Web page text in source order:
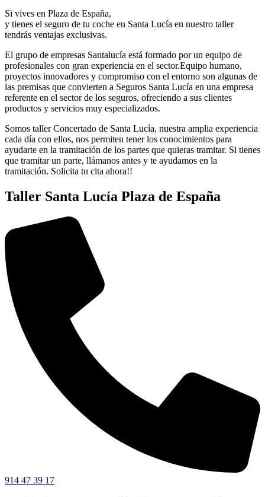
Si vives en Plaza de España,
y tienes el seguro de tu coche en Santa Lucía en nuestro taller
tendrás ventajas exclusivas.
El grupo de empresas Santalucía está formado por un equipo de
profesionales con gran experiencia en el sector.Equipo humano,
proyectos innovadores y compromiso con el entorno son algunas de
las premisas que convierten a Seguros Santa Lucía en una empresa
referente en el sector de los seguros, ofreciendo a sus clientes
productos y servicios muy especializados.
Somos taller Concertado de Santa Lucía, nuestra amplia experiencia
cada día con ellos, nos permiten tener los conocimientos para
ayudarte en la tramitación de los partes que quieras tramitar. Si tienes
que tramitar un parte, llámanos antes y te ayudamos en la
tramitación. Solicita tu cita ahora!!
Taller Santa Lucía Plaza de España
914 47 39 17